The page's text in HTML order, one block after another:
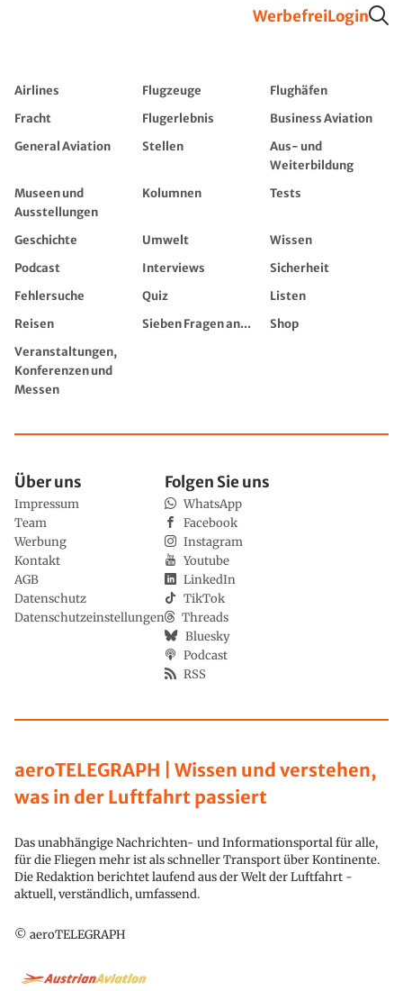
WerbefreiLogin
Airlines Flugzeuge
Flughäfen
Fracht
Flugerlebnis
Business Aviation
General Aviation
Stellen
Aus- und
Weiterbildung
Museen und
Ausstellungen
Kolumnen Tests
Geschichte Umwelt
Wissen
Podcast
Interviews
Sicherheit
Fehlersuche
Quiz
Listen
Reisen
Sieben Fragen an...
Shop
Veranstaltungen,
Konferenzen und
Messen
aeroTELEGRAPH | Wissen und verstehen,
was in der Luftfahrt passiert
Das unabhängige Nachrichten- und Informationsportal für alle,
für die Fliegen mehr ist als schneller Transport über Kontinente.
Die Redaktion berichtet laufend aus der Welt der Luftfahrt -
aktuell, verständlich, umfassend.
© aeroTELEGRAPH
Über uns
Impressum
Team
Werbung
Kontakt
AGB
Datenschutz
Datenschutzeinstellungen
Folgen Sie uns
WhatsApp
Facebook
Instagram
Youtube
LinkedIn
TikTok
Threads
Bluesky
Podcast
RSS